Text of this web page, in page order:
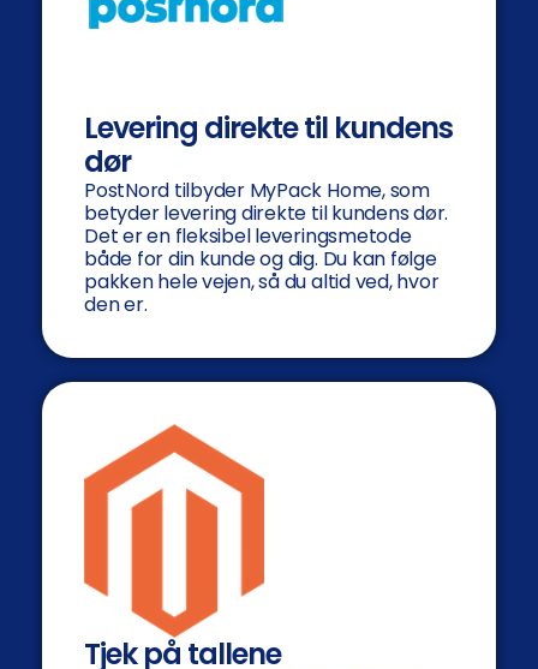
Levering direkte til kundens
dør
PostNord tilbyder MyPack Home, som
betyder levering direkte til kundens dør.
Det er en fleksibel leveringsmetode
både for din kunde og dig. Du kan følge
pakken hele vejen, så du altid ved, hvor
den er.
Tjek på tallene